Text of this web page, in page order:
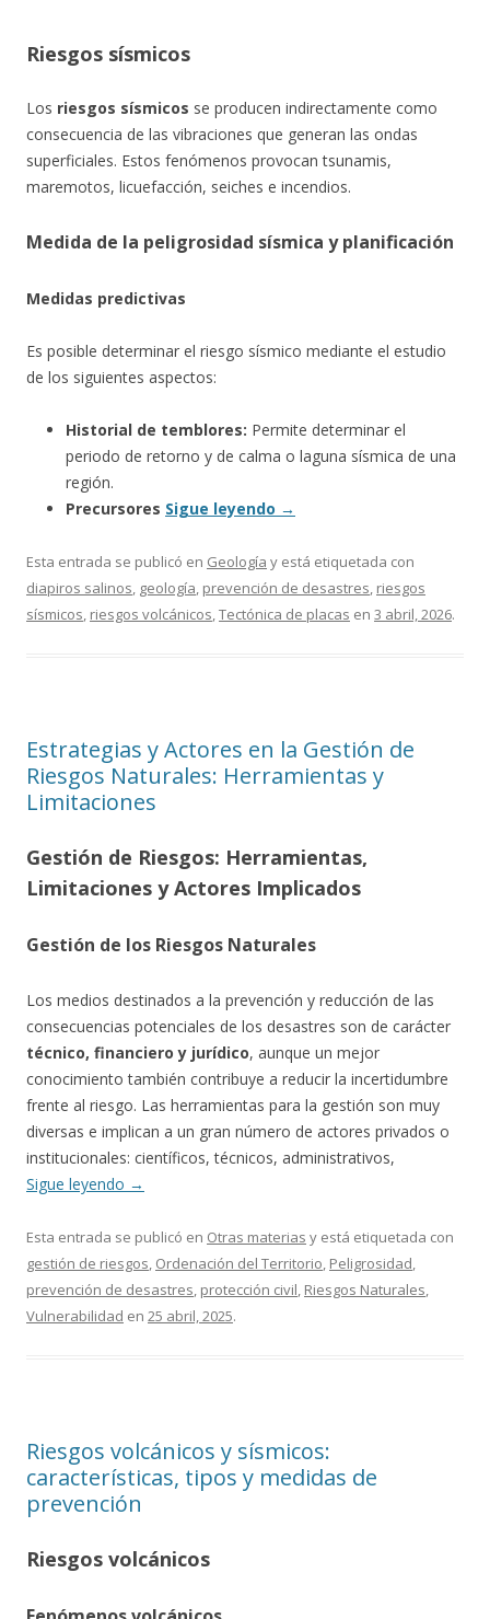
Riesgos sísmicos
Los riesgos sísmicos se producen indirectamente como
consecuencia de las vibraciones que generan las ondas
superficiales. Estos fenómenos provocan tsunamis,
maremotos, licuefacción, seiches e incendios.
Medida de la peligrosidad sísmica y planificación
Medidas predictivas
Es posible determinar el riesgo sísmico mediante el estudio
de los siguientes aspectos:
Historial de temblores: Permite determinar el
periodo de retorno y de calma o laguna sísmica de una
región.
Precursores Sigue leyendo →
Esta entrada se publicó en Geología y está etiquetada con
diapiros salinos, geología, prevención de desastres, riesgos
sísmicos, riesgos volcánicos,Tectónica de placas en 3 abril, 2026.
Estrategias y Actores en la Gestión de
Riesgos Naturales: Herramientas y
Limitaciones
Gestión de Riesgos: Herramientas,
Limitaciones y Actores Implicados
Gestión de los Riesgos Naturales
Los medios destinados a la prevención y reducción de las
consecuencias potenciales de los desastres son de carácter
técnico, financiero y jurídico, aunque un mejor
conocimiento también contribuye a reducir la incertidumbre
frente al riesgo. Las herramientas para la gestión son muy
diversas e implican a un gran número de actores privados o
institucionales: científicos, técnicos, administrativos,
Sigue leyendo →
Esta entrada se publicó en Otras materias y está etiquetada con
gestión de riesgos, Ordenación del Territorio, Peligrosidad,
prevención de desastres, protección civil, Riesgos Naturales,
Vulnerabilidad en 25 abril, 2025.
Riesgos volcánicos y sísmicos:
características, tipos y medidas de
prevención
Riesgos volcánicos